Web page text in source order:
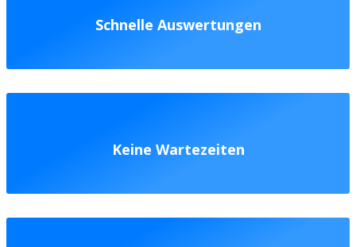
Schnelle Auswertungen
Keine Wartezeiten